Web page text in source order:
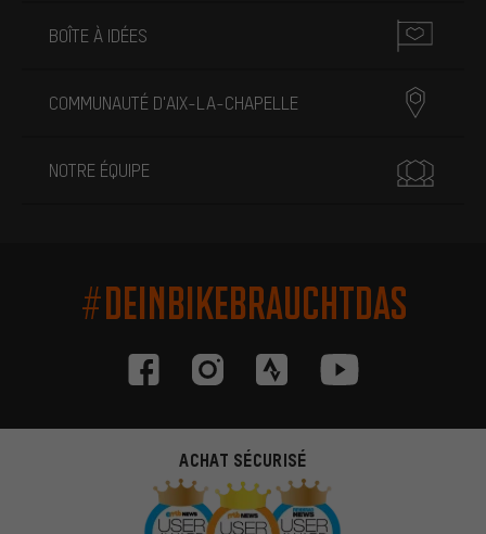
BOÎTE À IDÉES
COMMUNAUTÉ D'AIX-LA-CHAPELLE
NOTRE ÉQUIPE
#DEINBIKEBRAUCHTDAS
ACHAT SÉCURISÉ